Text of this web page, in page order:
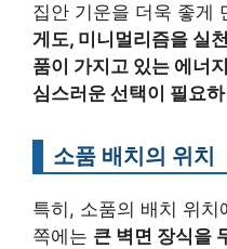
집안 기운을 더욱 좋게
게도, 미니멀리즘을 실
품이 가지고 있는 에너
심스러운 선택이 필요
소품 배치의 위치
특히, 소품의 배치 위치
쪽에는 큰 벽면 장식을